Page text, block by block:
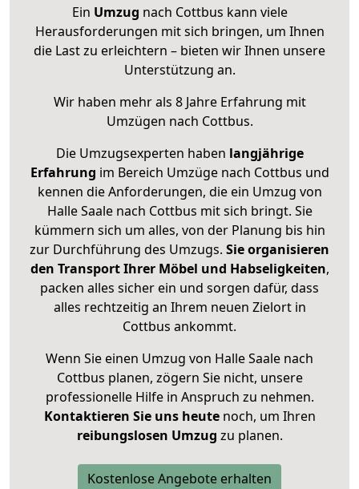
Ein Umzug nach Cottbus kann viele
Herausforderungen mit sich bringen, um Ihnen
die Last zu erleichtern – bieten wir Ihnen unsere
Unterstützung an.
Wir haben mehr als 8 Jahre Erfahrung mit
Umzügen nach Cottbus.
Die Umzugsexperten haben langjährige
Erfahrung im Bereich Umzüge nach Cottbus und
kennen die Anforderungen, die ein Umzug von
Halle Saale nach Cottbus mit sich bringt. Sie
kümmern sich um alles, von der Planung bis hin
zur Durchführung des Umzugs. Sie organisieren
den Transport Ihrer Möbel und Habseligkeiten,
packen alles sicher ein und sorgen dafür, dass
alles rechtzeitig an Ihrem neuen Zielort in
Cottbus ankommt.
Wenn Sie einen Umzug von Halle Saale nach
Cottbus planen, zögern Sie nicht, unsere
professionelle Hilfe in Anspruch zu nehmen.
Kontaktieren Sie uns heutenoch, um Ihren
reibungslosen Umzug zu planen.
Kostenlose Angebote erhalten